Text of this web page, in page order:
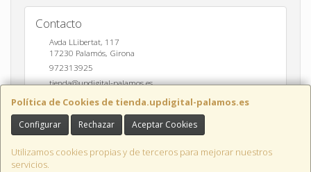
Política de Cookies de tienda.updigital-palamos.es
Configurar Rechazar Aceptar Cookies
Utilizamos cookies propias y de terceros para mejorar nuestros
servicios.
Contacto
Avda LLibertat, 117
17230 Palamós, Girona
972313925
tienda@updigital-palamos.es
Horario